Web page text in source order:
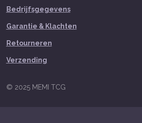
Bedrijfsgegevens
Garantie & Klachten
Retourneren
Verzending
© 2025 MEMI TCG